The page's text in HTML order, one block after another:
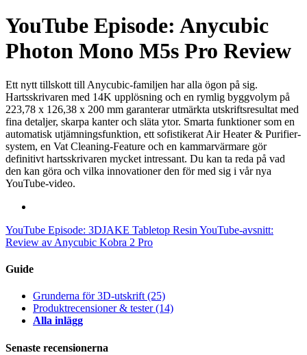
YouTube Episode: Anycubic
Photon Mono M5s Pro Review
Ett nytt tillskott till Anycubic-familjen har alla ögon på sig.
Hartsskrivaren med 14K upplösning och en rymlig byggvolym på
223,78 x 126,38 x 200 mm garanterar utmärkta utskriftsresultat med
fina detaljer, skarpa kanter och släta ytor. Smarta funktioner som en
automatisk utjämningsfunktion, ett sofistikerat Air Heater & Purifier-
system, en Vat Cleaning-Feature och en kammarvärmare gör
definitivt hartsskrivaren mycket intressant. Du kan ta reda på vad
den kan göra och vilka innovationer den för med sig i vår nya
YouTube-video.
YouTube Episode: 3DJAKE Tabletop Resin YouTube-avsnitt:
Review av Anycubic Kobra 2 Pro
Guide
Grunderna för 3D-utskrift(25)
Produktrecensioner & tester(14)
Alla inlägg
Senaste recensionerna